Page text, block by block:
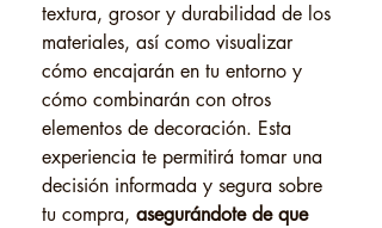
textura, grosor y durabilidad de los
materiales, así como visualizar
cómo encajarán en tu entorno y
cómo combinarán con otros
elementos de decoración. Esta
experiencia te permitirá tomar una
decisión informada y segura sobre
tu compra, asegurándote de que